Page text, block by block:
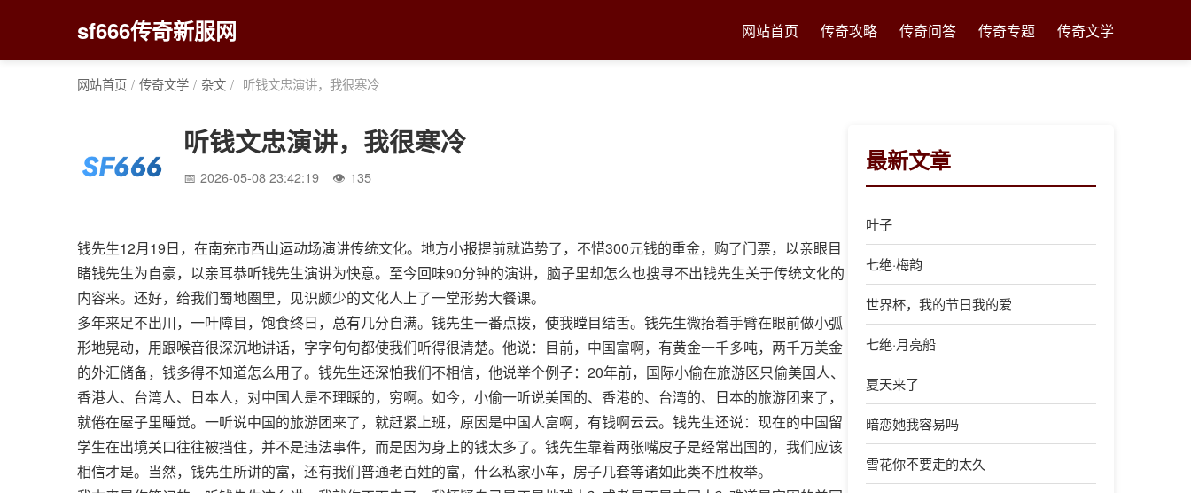
sf666传奇新服网 网站首页 传奇攻略 传奇问答 传奇专题 传奇文学
网站首页 / 传奇文学 / 杂文 / 听钱文忠演讲，我很寒冷
听钱文忠演讲，我很寒冷
2026-05-08 23:42:19 135
钱先生12月19日，在南充市西山运动场演讲传统文化。地方小报提前就造势了，不惜300元钱的重金，购了门票，以亲眼目
睹钱先生为自豪，以亲耳恭听钱先生演讲为快意。至今回味90分钟的演讲，脑子里却怎么也搜寻不出钱先生关于传统文化的
内容来。还好，给我们蜀地圈里，见识颇少的文化人上了一堂形势大餐课。
多年来足不出川，一叶障目，饱食终日，总有几分自满。钱先生一番点拨，使我瞠目结舌。钱先生微抬着手臂在眼前做小弧
形地晃动，用跟喉音很深沉地讲话，字字句句都使我们听得很清楚。他说：目前，中国富啊，有黄金一千多吨，两千万美金
的外汇储备，钱多得不知道怎么用了。钱先生还深怕我们不相信，他说举个例子：20年前，国际小偷在旅游区只偷美国人、
香港人、台湾人、日本人，对中国人是不理睬的，穷啊。如今，小偷一听说美国的、香港的、台湾的、日本的旅游团来了，
就倦在屋子里睡觉。一听说中国的旅游团来了，就赶紧上班，原因是中国人富啊，有钱啊云云。钱先生还说：现在的中国留
学生在出境关口往往被挡住，并不是违法事件，而是因为身上的钱太多了。钱先生靠着两张嘴皮子是经常出国的，我们应该
相信才是。当然，钱先生所讲的富，还有我们普通老百姓的富，什么私家小车，房子几套等诸如此类不胜枚举。
最新文章
叶子
七绝·梅韵
世界杯，我的节日我的爱
七绝·月亮船
夏天来了
暗恋她我容易吗
雪花你不要走的太久